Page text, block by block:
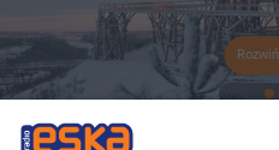
Rozwiń